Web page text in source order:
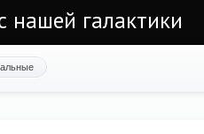
нашей галактики